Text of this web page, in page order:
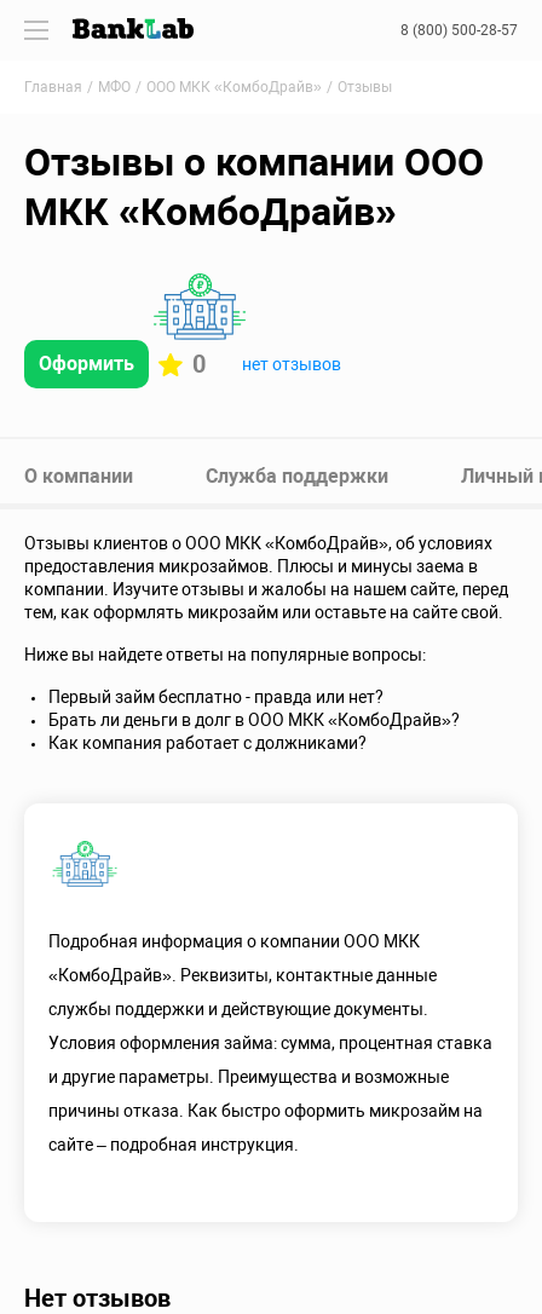
8 (800) 500-28-57
Главная МФО ООО МКК «КомбоДрайв» Отзывы
Отзывы о компании ООО
МКК «КомбоДрайв»
Оформить 0 нет отзывов
О компании Служба поддержки Личный
Отзывы клиентов о ООО МКК «КомбоДрайв», об условиях
предоставления микрозаймов. Плюсы и минусы заема в
компании. Изучите отзывы и жалобы на нашем сайте, перед
тем, как оформлять микрозайм или оставьте на сайте свой.
Ниже вы найдете ответы на популярные вопросы:
Первый займ бесплатно - правда или нет?
Брать ли деньги в долг в ООО МКК «КомбоДрайв»?
Как компания работает с должниками?
Подробная информация о компании ООО МКК
«КомбоДрайв». Реквизиты, контактные данные
службы поддержки и действующие документы.
Условия оформления займа: сумма, процентная ставка
и другие параметры. Преимущества и возможные
причины отказа. Как быстро оформить микрозайм на
сайте – подробная инструкция.
Нет отзывов